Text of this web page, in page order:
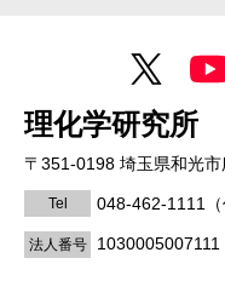
理化学研究所
〒351-0198 埼玉県和光市
Tel 048-462-1111
法人番号 1030005007111